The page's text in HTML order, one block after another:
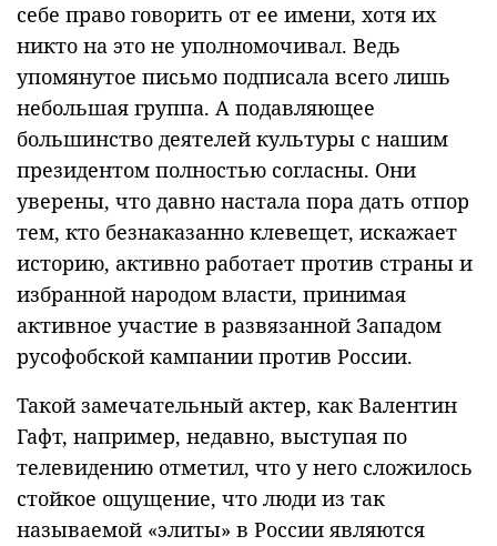
себе право говорить от ее имени, хотя их
никто на это не уполномочивал. Ведь
упомянутое письмо подписала всего лишь
небольшая группа. А подавляющее
большинство деятелей культуры с нашим
президентом полностью согласны. Они
уверены, что давно настала пора дать отпор
тем, кто безнаказанно клевещет, искажает
историю, активно работает против страны и
избранной народом власти, принимая
активное участие в развязанной Западом
русофобской кампании против России.
Такой замечательный актер, как Валентин
Гафт, например, недавно, выступая по
телевидению отметил, что у него сложилось
стойкое ощущение, что люди из так
называемой «элиты» в России являются